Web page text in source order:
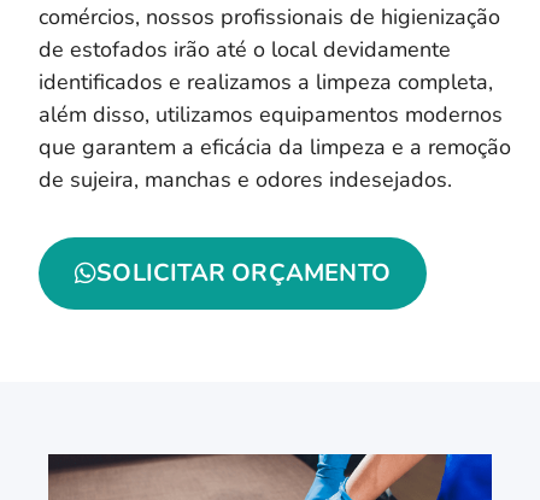
comércios, nossos profissionais de higienização
de estofados irão até o local devidamente
identificados e realizamos a limpeza completa,
além disso, utilizamos equipamentos modernos
que garantem a eficácia da limpeza e a remoção
de sujeira, manchas e odores indesejados.
SOLICITAR ORÇAMENTO